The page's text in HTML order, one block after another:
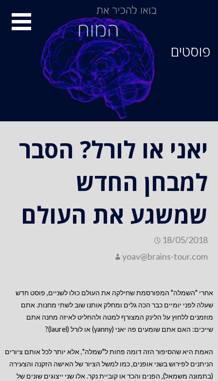
פוסטים
יאני או לורל? הסבר
למבחן החדש
שמשגע את העולם
18/05/2018
yoav@brains-tour.com
אחרי "השמלה" המפורסמת שחילקה את העולם כולו לשניים, פוסט חדש
שעלה לפני יומיים כבר הכה גלים ומחלק אותנו שוב לשתי מחנות. אתם
מוזמנים ללחוץ על הלינק המצורף למטה ולהחליט לאיזה מחנה אתם
שייכים: האם אתם שומעים פה יאני (yanny) או לורל (laurel)?
האמת היא שהסיפור הזה דומה פחות ל"שמלה", אלא יותר לכל אותם ציורים
הניתנים לפירוש בשני אופנים, כמו למשל הציור של האישה הזקנה והצעירה
(בתמונה משמאל), הפנים והכד או קוביית נקר. אלו שני ייצוגים שונים של